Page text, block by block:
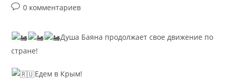
0 комментариев
Душа Баяна продолжает свое движение по
стране!
Едем в Крым!